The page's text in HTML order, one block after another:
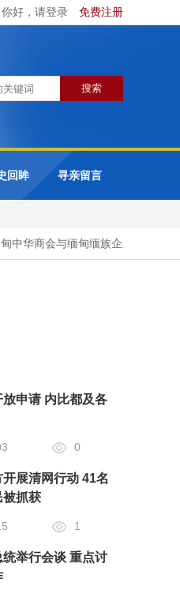
你好，请登录 免费注册
回眸 寻亲留言
中华商会与缅甸缅族企业家协会（
申请 内比都及各
0
展清网行动 41名
被抓获
1
举行会谈 重点讨